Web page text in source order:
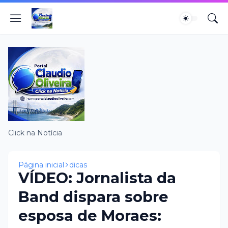
Click na Notícia
Página inicial dicas
VÍDEO: Jornalista da
Band dispara sobre
esposa de Moraes: